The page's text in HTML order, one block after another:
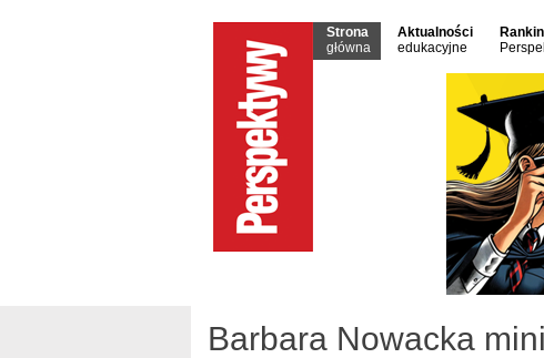
Strona
główna
Aktualności
edukacyjne
Barbara Nowacka